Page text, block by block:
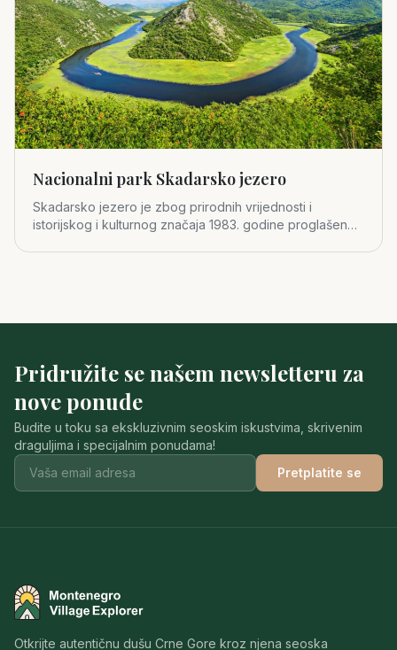
Nacionalni park Skadarsko jezero
Skadarsko jezero je zbog prirodnih vrijednosti i
istorijskog i kulturnog značaja 1983. godine proglašeno
Pridružite se našem newsletteru za
nove ponude
Budite u toku sa ekskluzivnim seoskim iskustvima, skrivenim
draguljima i specijalnim ponudama!
Pretplatite se
Montenegro Village Explorer
Otkrijte autentičnu dušu Crne Gore kroz njena seoska